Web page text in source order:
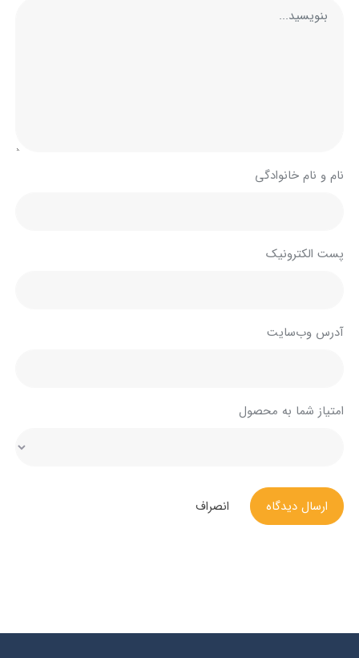
نام و نام خانوادگی
پست الکترونیک
آدرس وب‌سایت
امتیاز شما به محصول
ارسال دیدگاه انصراف